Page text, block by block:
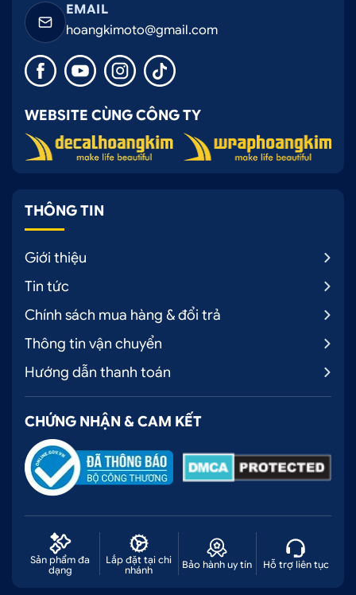
EMAIL
hoangkimoto@gmail.com
WEBSITE CÙNG CÔNG TY
THÔNG TIN
Giới thiệu
Tin tức
Chính sách mua hàng & đổi trả
Thông tin vận chuyển
Hướng dẫn thanh toán
CHỨNG NHẬN & CAM KẾT
Sản phẩm đa
dạng
Lắp đặt tại chi
nhánh
Bảo hành uy tín Hỗ trợ liên tục